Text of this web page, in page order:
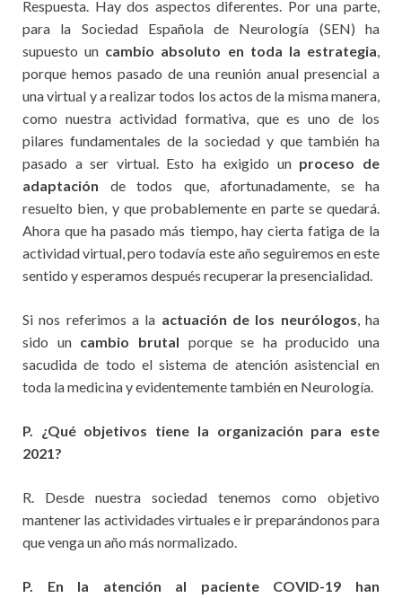
Respuesta. Hay dos aspectos diferentes. Por una parte,
para la Sociedad Española de Neurología (SEN) ha
supuesto un cambio absoluto en toda la estrategia
porque hemos pasado de una reunión anual presencial a
una virtual y a realizar todos los actos de la misma manera,
como nuestra actividad formativa, que es uno de los
pilares fundamentales de la sociedad y que también ha
pasado a ser virtual. Esto ha exigido un proceso de
adaptación de todos que, afortunadamente, se ha
resuelto bien, y que probablemente en parte se quedará.
Ahora que ha pasado más tiempo, hay cierta fatiga de la
actividad virtual, pero todavía este año seguiremos en este
sentido y esperamos después recuperar la presencialidad.
Si nos referimos a la actuación de los neurólogos , ha
sido un cambio brutal porque se ha producido una
sacudida de todo el sistema de atención asistencial en
toda la medicina y evidentemente también en Neurología.
P. ¿Qué objetivos tiene la organización para este
2021?
R. Desde nuestra sociedad tenemos como objetivo
mantener las actividades virtuales e ir preparándonos para
que venga un año más normalizado.
P. En la atención al paciente COVID-19 han